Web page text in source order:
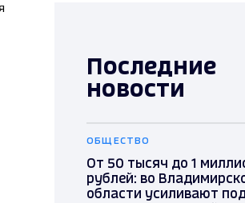
Последние
новости
ОБЩЕСТВО
От 50 тысяч до 1
рублей: во
области усиливают